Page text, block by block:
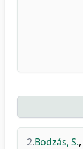
2.Bodzás, S.,